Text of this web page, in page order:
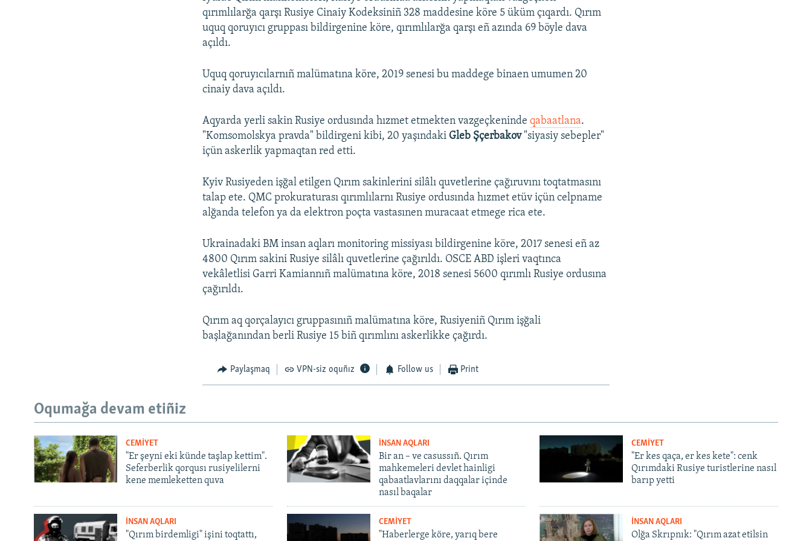
qırımlılarğa qarşı Rusiye Cinaiy Kodeksiniñ 328 maddesine köre 5 üküm çıqardı. Qırım
uquq qoruyıcı gruppası bildirgenine köre, qırımlılarğa qarşı eñ azında 69 böyle dava
açıldı.
Uquq qoruyıcılarnıñ malümatına köre, 2019 senesi bu maddege binaen umumen 20
cinaiy dava açıldı.
Aqyarda yerli sakin Rusiye ordusında hızmet etmekten vazgeçkenindeqabaatlana.
"Komsomolskya pravda" bildirgeni kibi, 20 yaşındaki Gleb Şçerbakov"siyasiy sebepler"
içün askerlik yapmaqtan red etti.
Kyiv Rusiyeden işğal etilgen Qırım sakinlerini silâlı quvetlerine çağıruvını toqtatmasını
talap ete. QMC prokuraturası qırımlılarnı Rusiye ordusında hızmet etüv içün celpname
alğanda telefon ya da elektron poçta vastasınen muracaat etmege rica ete.
Ukrainadaki BM insan aqları monitoring missiyası bildirgenine köre, 2017 senesi eñ az
4800 Qırım sakini Rusiye silâlı quvetlerine çağırıldı. OSCE ABD işleri vaqtınca
vekâletlisi Garri Kamiannıñ malümatına köre, 2018 senesi 5600 qırımlı Rusiye ordusına
çağırıldı.
Qırım aq qorçalayıcı gruppasınıñ malümatına köre, Rusiyeniñ Qırım işğali
başlağanından berli Rusiye 15 biñ qırımlını askerlikke çağırdı.
Paylaşmaq VPN-siz oquñız Follow us Print
Oqumağa devam etiñiz
CEMİYET
"Er şeyni eki künde taşlap kettim".
Seferberlik qorqusı rusiyelilerni
kene memleketten quva
İNSAN AQLARI
Bir an – ve casussıñ. Qırım
mahkemeleri devlet hainligi
qabaatlavlarını daqqalar içinde
nasıl baqalar
CEMİYET
"Er kes qaça, er kes kete": cenk
Qırımdaki Rusiye turistlerine nasıl
barıp yetti
İNSAN AQLARI
"Qırım birdemligi" işini toqtattı,
CEMİYET
"Haberlerge köre, yarıq bere
İNSAN AQLARI
Olğa Skrıpnık: "Qırım azat etilsin